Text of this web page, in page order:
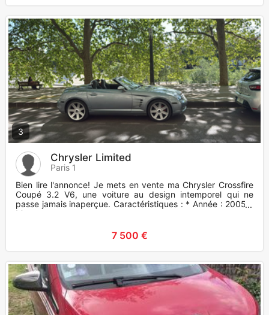
3
Chrysler Limited
Paris 1
Bien lire l'annonce! Je mets en vente ma Chrysler Crossfire
Coupé 3.2 V6, une voiture au design intemporel qui ne
passe jamais inaperçue. Caractéristiques : * Année : 2005 *
Mot
7 500 €